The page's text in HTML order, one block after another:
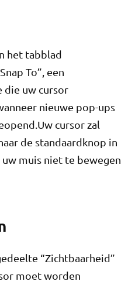
het tabblad
To”, een
die uw cursor
nieuwe pop-ups
cursor zal
de standaardknop in
muis niet te bewegen
“Zichtbaarheid”
moet worden